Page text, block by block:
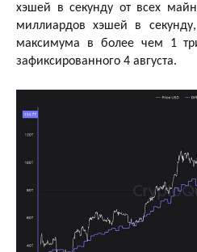
хэшей в секунду от всех
миллиардов хэшей в
максимума в более чем 1
зафиксированного 4 августа.